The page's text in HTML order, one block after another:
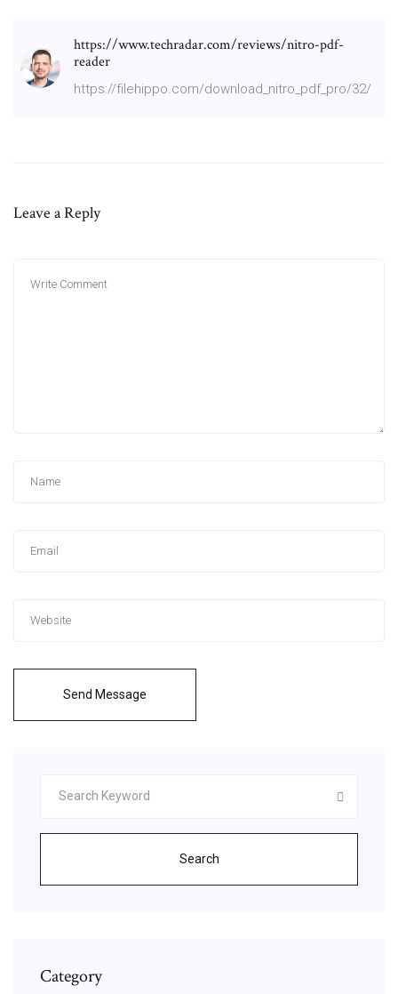
https://www.techradar.com/reviews/nitro-pdf-
reader
https://filehippo.com/download_nitro_pdf_pro/32/
Leave a Reply
Send Message
Search
Category